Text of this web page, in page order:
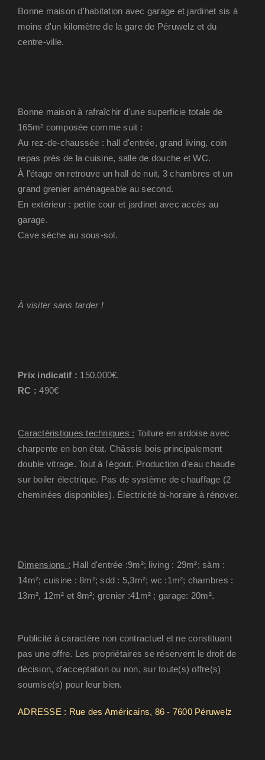
Bonne maison d'habitation avec garage et jardinet sis à
moins d'un kilomètre de la gare de Péruwelz et du
centre-ville.
Bonne maison à rafraîchir d'une superficie totale de
165m² composée comme suit :
Au rez-de-chaussée : hall d'entrée, grand living, coin
repas près de la cuisine, salle de douche et WC.
À l'étage on retrouve un hall de nuit, 3 chambres et un
grand grenier aménageable au second.
En extérieur : petite cour et jardinet avec accès au
garage.
Cave sèche au sous-sol.
À visiter sans tarder !
Prix indicatif : 150.000€.
RC : 490€
Caractéristiques techniques : Toiture en ardoise avec
charpente en bon état. Châssis bois principalement
double vitrage. Tout à l'égout. Production d'eau chaude
sur boiler électrique. Pas de système de chauffage (2
cheminées disponibles). Électricité bi-horaire à rénover.
Dimensions : Hall d'entrée :9m²; living : 29m²; sàm :
14m²; cuisine : 8m²; sdd : 5,3m²; wc :1m²; chambres :
13m², 12m² et 8m²; grenier :41m² ; garage: 20m².
Publicité à caractère non contractuel et ne constituant
pas une offre. Les propriétaires se réservent le droit de
décision, d'acceptation ou non, sur toute(s) offre(s)
soumise(s) pour leur bien.
ADRESSE : Rue des Américains, 86 - 7600 Péruwelz